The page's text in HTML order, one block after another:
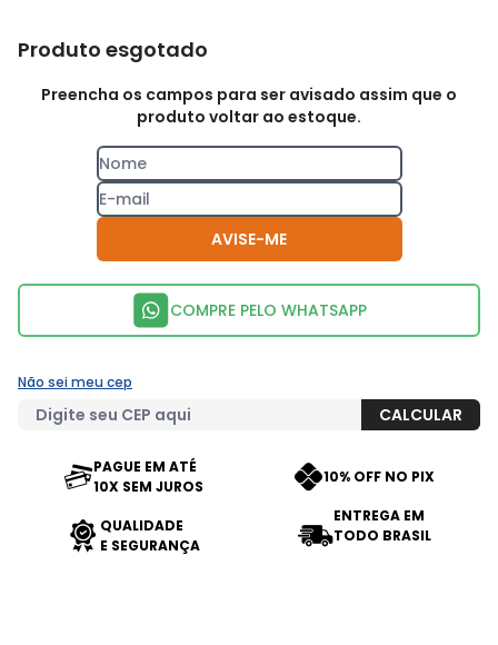
Produto esgotado
Preencha os campos para ser avisado assim que o
produto voltar ao estoque.
AVISE-ME
COMPRE PELO WHATSAPP
Não sei meu cep
PAGUE EM ATÉ
10X SEM JUROS
10% OFF NO PIX
QUALIDADE
E SEGURANÇA
ENTREGA EM
TODO BRASIL